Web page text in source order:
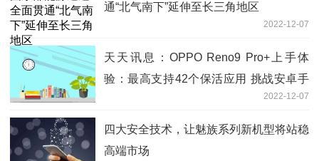
通“北气南下”延伸至长三角地区
2022-12-07
天天讯息：OPPO Reno9 Pro+上手体
验：最高支持42个保活应用 挑战安卓手
2022-12-07
四大安全技术，让魅族系列新机型将站稳
高端市场